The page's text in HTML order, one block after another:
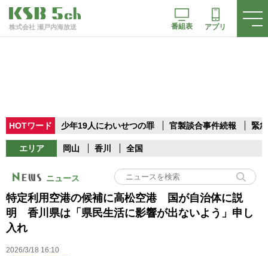
株式会社 瀬戸内海放送 番組表 アプリ
HOTワード 少年19人にわいせつの罪 官製談合事件続報 緊
エリア 岡山 香川 全国
ニュース
特定利用空港の候補に高松空港 国が自治体に説
明 香川県は「県民生活に影響が出ないよう」申し
入れ
2026/3/18 16:10